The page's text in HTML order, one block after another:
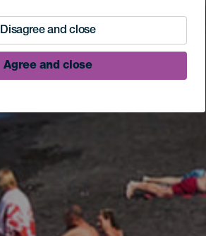
Disagree and close
Agree and close